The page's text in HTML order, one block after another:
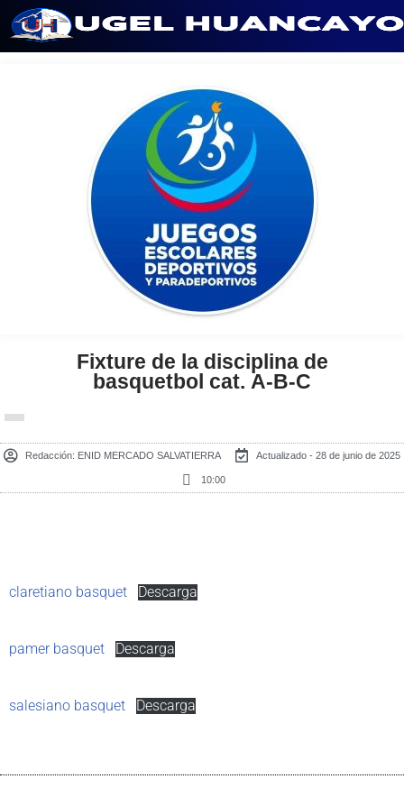
Fixture de la disciplina de
basquetbol cat. A-B-C
Redacción: ENID MERCADO SALVATIERRA Actualizado - 28 de junio de 2025
10:00
claretiano basquet Descarga
pamer basquet Descarga
salesiano basquet Descarga